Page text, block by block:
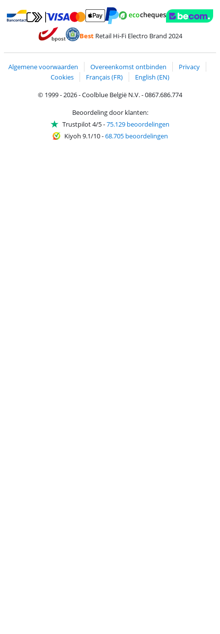
Betalen met Bancontact
Betalen met MasterCard en Visa via ClickToPay
BestRetail Hi-Fi Electro Brand 2024
Algemene voorwaarden Overeenkomst ontbinden
Privacy
Cookies
Français (FR)
English (EN)
© 1999 - 2026 - Coolblue België N.V. - 0867.686.774
Beoordeling door klanten:
Trustpilot 4/5-75.129 beoordelingen
Kiyoh 9.1/10-68.705 beoordelingen